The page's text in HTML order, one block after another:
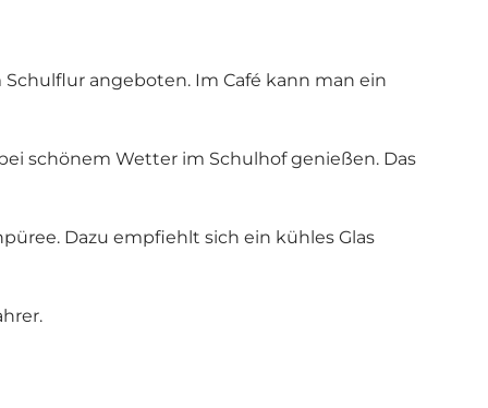
angeboten. Im Café kann man ein
schönem Wetter im Schulhof genießen. Das
Dazu empfiehlt sich ein kühles Glas